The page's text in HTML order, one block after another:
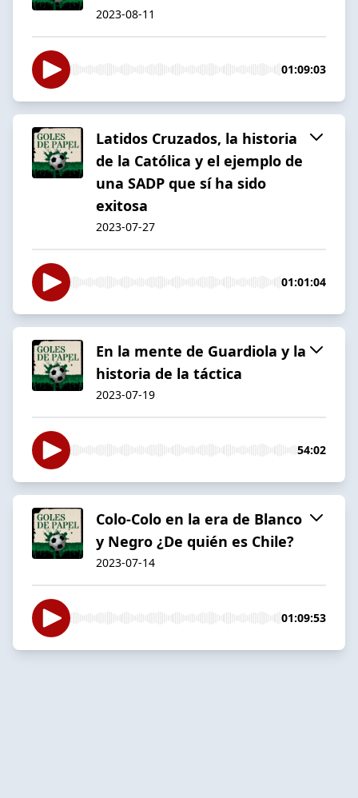
2023-08-11
01:09:03
Latidos Cruzados, la historia
de la Católica y el ejemplo de
una SADP que sí ha sido
exitosa
2023-07-27
01:01:04
En la mente de Guardiola y la
historia de la táctica
2023-07-19
54:02
Colo-Colo en la era de Blanco
y Negro ¿De quién es Chile?
2023-07-14
01:09:53